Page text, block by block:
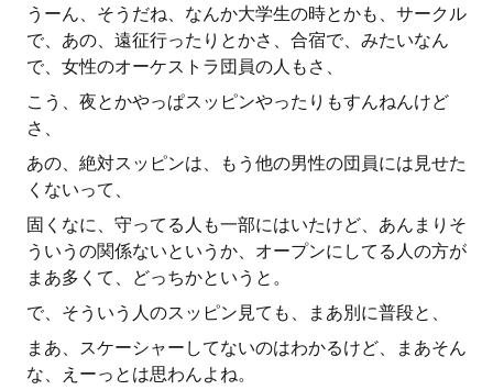
うーん、そうだね、なんか大学生の時とかも、サークル
で、あの、遠征行ったりとかさ、合宿で、みたいなん
で、女性のオーケストラ団員の人もさ、
こう、夜とかやっぱスッピンやったりもすんねんけど
さ、
あの、絶対スッピンは、もう他の男性の団員には見せた
くないって、
固くなに、守ってる人も一部にはいたけど、あんまりそ
ういうの関係ないというか、オープンにしてる人の方が
まあ多くて、どっちかというと。
で、そういう人のスッピン見ても、まあ別に普段と、
まあ、スケーシャーしてないのはわかるけど、まあそん
な、えーっとは思わんよね。